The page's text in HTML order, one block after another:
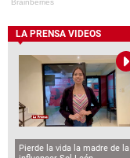
LA PRENSA VIDEOS
Pierde la vida la madre de la